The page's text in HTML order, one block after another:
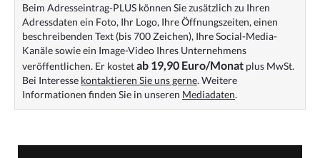
Beim Adresseintrag-PLUS können Sie zusätzlich zu Ihren
Adressdaten ein Foto, Ihr Logo, Ihre Öffnungszeiten, einen
beschreibenden Text (bis 700 Zeichen), Ihre Social-Media-
Kanäle sowie ein Image-Video Ihres Unternehmens
veröffentlichen. Er kostetab 19,90 Euro/Monat plus MwSt.
Bei Interesse kontaktieren Sie uns gerne. Weitere
Informationen finden Sie in unseren Mediadaten.